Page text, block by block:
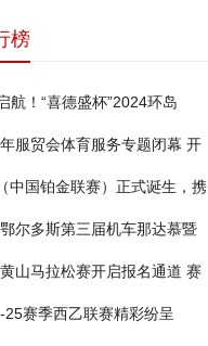
榜
航！“喜德盛杯”2024环岛
服贸会体育服务专题闭幕 开
中国铂金联赛）正式诞生，携
尔多斯第三届机车那达慕暨
山马拉松赛开启报名通道 赛
25赛季西乙联赛精彩纷呈